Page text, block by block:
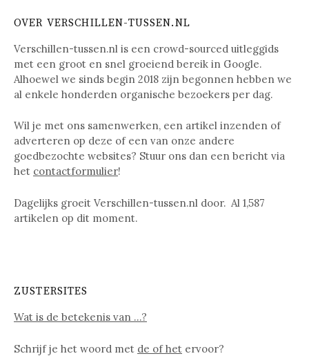
OVER VERSCHILLEN-TUSSEN.NL
Verschillen-tussen.nl is een crowd-sourced uitleggids
met een groot en snel groeiend bereik in Google.
Alhoewel we sinds begin 2018 zijn begonnen hebben we
al enkele honderden organische bezoekers per dag.
Wil je met ons samenwerken, een artikel inzenden of
adverteren op deze of een van onze andere
goedbezochte websites? Stuur ons dan een bericht via
het contactformulier!
Dagelijks groeit Verschillen-tussen.nl door. Al 1,587
artikelen op dit moment.
ZUSTERSITES
Wat is de betekenis van …?
Schrijf je het woord met de of het ervoor?